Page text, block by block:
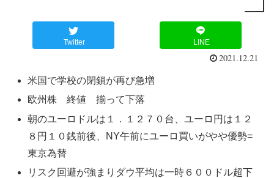
Twitter LINE
2021.12.21
米国で学校の閉鎖が再び急増
欧州株 終値 揃って下落
朝のユーロドルは１．１２７０台、ユーロ円は１２
８円１０銭前後、NY午前にユーロ買いがやや優勢=
東京為替
リスク回避が強まりダウ平均は一時６００ドル超下